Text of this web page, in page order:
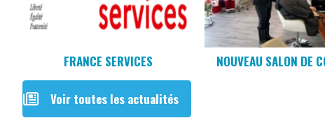
FRANCE SERVICES NOUVEAU SALON DE
Voir toutes les actualités